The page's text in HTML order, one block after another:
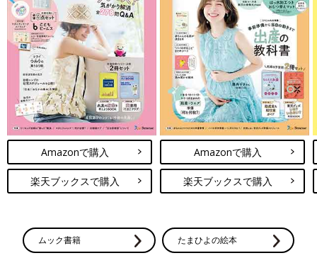
Amazonで購入
楽天ブックスで購入
Amazonで購入
楽天ブックスで購入
ムック書籍 たまひよの絵本